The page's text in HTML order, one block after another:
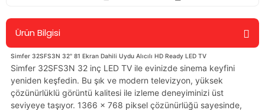
Ürün Bilgisi
Simfer 32SFS3N 32" 81 Ekran Dahili Uydu Alıcılı HD Ready LED TV
Simfer 32SFS3N 32 inç LED TV ile evinizde sinema keyfini
yeniden keşfedin. Bu şık ve modern televizyon, yüksek
çözünürlüklü görüntü kalitesi ile izleme deneyiminizi üst
seviyeye taşıyor. 1366 x 768 piksel çözünürlüğü sayesinde,